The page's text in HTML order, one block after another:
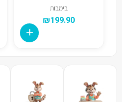
בימבות
₪199.90